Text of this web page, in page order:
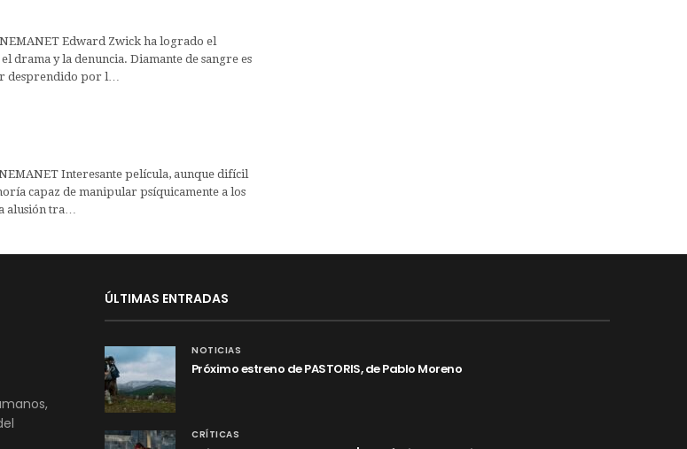
Edward Zwick ha logrado el
drama y la denuncia. Diamante de sangre es
desprendido por l…
Interesante película, aunque difícil
capaz de manipular psíquicamente a los
alusión tra…
ÚLTIMAS ENTRADAS
NOTICIAS
Próximo estreno de PASTORIS, de Pablo Moreno
CRÍTICAS